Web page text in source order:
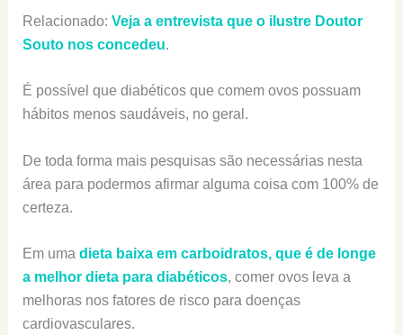
Relacionado: Veja a entrevista que o ilustre Doutor
Souto nos concedeu.
É possível que diabéticos que comem ovos possuam
hábitos menos saudáveis, no geral.
De toda forma mais pesquisas são necessárias nesta
área para podermos afirmar alguma coisa com 100% de
certeza.
Em uma dieta baixa em carboidratos, que é de longe
a melhor dieta para diabéticos, comer ovos leva a
melhoras nos fatores de risco para doenças
cardiovasculares.